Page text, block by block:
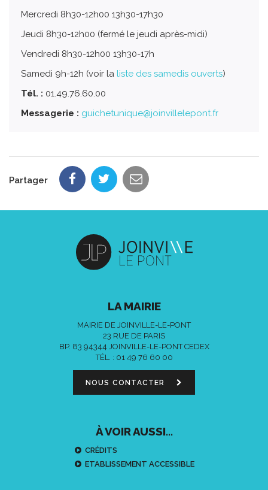
Mercredi 8h30-12h00 13h30-17h30
Jeudi 8h30-12h00 (fermé le jeudi après-midi)
Vendredi 8h30-12h00 13h30-17h
Samedi 9h-12h (voir la liste des samedis ouverts)
Tél. : 01.49.76.60.00
Messagerie : guichetunique@joinvillelepont.fr
Partager
LA MAIRIE
MAIRIE DE JOINVILLE-LE-PONT
23 RUE DE PARIS
BP. 83 94344 JOINVILLE-LE-PONT CEDEX
TÉL. : 01 49 76 60 00
NOUS CONTACTER
À VOIR AUSSI...
CRÉDITS
ETABLISSEMENT ACCESSIBLE